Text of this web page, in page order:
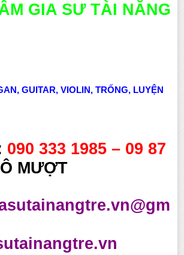
GIA SƯ TÀI NĂNG
,GUITAR,VIOLIN,TRỐNG, LUYỆN
090 333 1985 – 09 87
MƯỢT